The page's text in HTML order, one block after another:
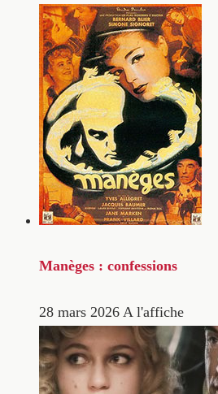
Manèges : confessions
28 mars 2026 A l'affiche